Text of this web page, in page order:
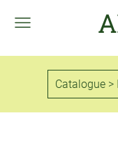
Catalogue